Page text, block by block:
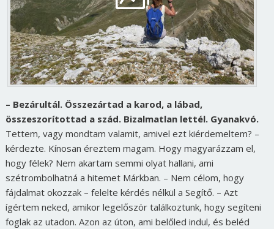
– Bezárultál. Összezártad a karod, a lábad,
összeszorítottad a szád. Bizalmatlan lettél. Gyanakvó.
Tettem, vagy mondtam valamit, amivel ezt kiérdemeltem? –
kérdezte. Kínosan éreztem magam. Hogy magyarázzam el,
hogy félek? Nem akartam semmi olyat hallani, ami
szétrombolhatná a hitemet Márkban. – Nem célom, hogy
fájdalmat okozzak – felelte kérdés nélkül a Segítő. – Azt
ígértem neked, amikor legelőször találkoztunk, hogy segíteni
foglak az utadon. Azon az úton, ami belőled indul, és beléd